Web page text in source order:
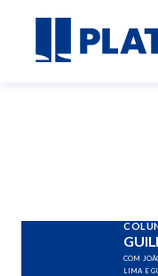
COM
LIMA E